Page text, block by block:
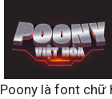
Poony là font chữ